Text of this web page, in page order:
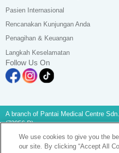
Pasien Internasional
Rencanakan Kunjungan Anda
Penagihan & Keuangan
Langkah Keselamatan
Follow Us On
A branch of Pantai Medical Centre
(73056-D)
All Rights Reserved. Photos are for
KKLIU 2581/ EXP 31.12.2028
We use cookies to give you the
our site. By clicking “Accept All